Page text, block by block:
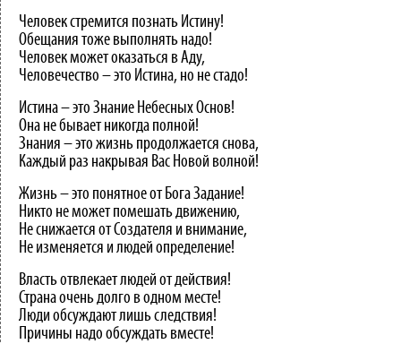
Человек стремится познать Истину!
Обещания тоже выполнять надо!
Человек может оказаться в Аду,
Человечество – это Истина, но не стадо!
Истина – это Знание Небесных Основ!
Она не бывает никогда полной!
Знания – это жизнь продолжается снова,
Каждый раз накрывая Вас Новой волной!
Жизнь – это понятное от Бога Задание!
Никто не может помешать движению,
Не снижается от Создателя и внимание,
Не изменяется и людей определение!
Власть отвлекает людей от действия!
Страна очень долго в одном месте!
Люди обсуждают лишь следствия!
Причины надо обсуждать вместе!